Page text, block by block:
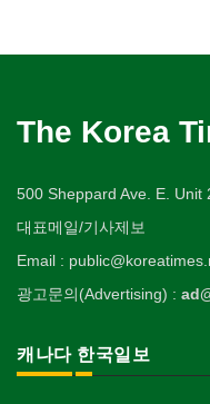
The Korea
500 Sheppard Ave. E. Unit
대표메일/기사제보
Email :
광고문의(Advertising) :
캐나다 한국일보